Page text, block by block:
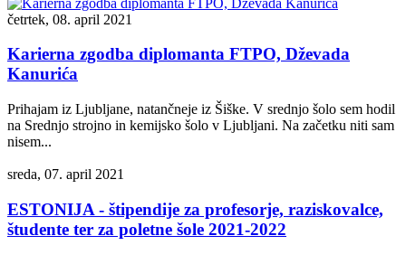
četrtek, 08. april 2021
Karierna zgodba diplomanta FTPO, Dževada
Kanurića
Prihajam iz Ljubljane, natančneje iz Šiške. V srednjo šolo sem hodil
na Srednjo strojno in kemijsko šolo v Ljubljani. Na začetku niti sam
nisem...
sreda, 07. april 2021
ESTONIJA - štipendije za profesorje, raziskovalce,
študente ter za poletne šole 2021-2022